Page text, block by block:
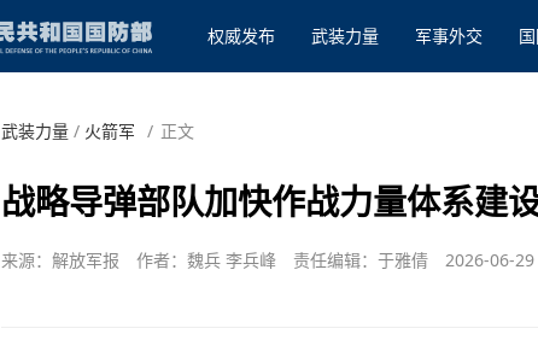
权威发布 武装力量 军事外交
武装力量/ 火箭军 / 正文
战略导弹部队加快作战力量体系建
来源：解放军报 作者：魏兵 李兵峰 责任编辑：于雅倩 2026-06-